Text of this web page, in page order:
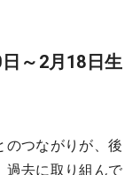
～2月18日生
のつながりが、後
過去に取り組んで